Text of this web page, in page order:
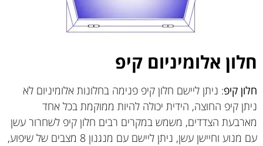
חלון אלומיניום קיפ
חלון קיפ: ניתן ליישם חלון קיפ פנימה בחלונות אלומיניום לא
ניתן קיפ החוצה, הידית יכולה להיות ממוקמת בכל אחד
מארבעת הצדדים, משמש במקרים רבים חלון קיפ לשחרור עשן
עם מנוע וחיישן עשן, ניתן ליישם עם מנגנון 8 מצבים של שיפוע,